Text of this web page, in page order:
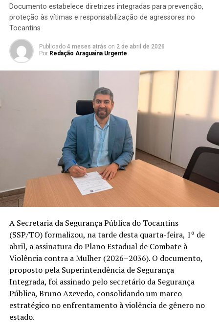
Documento estabelece diretrizes integradas para prevenção,
proteção às vítimas e responsabilização de agressores no
Tocantins
Publicado 4 meses atrás on 2 de abril de 2026
Por Redação Araguaina Urgente
A Secretaria da Segurança Pública do Tocantins
(SSP/TO) formalizou, na tarde desta quarta-feira, 1º de
abril, a assinatura do Plano Estadual de Combate à
Violência contra a Mulher (2026–2036). O documento,
proposto pela Superintendência de Segurança
Integrada, foi assinado pelo secretário da Segurança
Pública, Bruno Azevedo, consolidando um marco
estratégico no enfrentamento à violência de gênero no
estado.